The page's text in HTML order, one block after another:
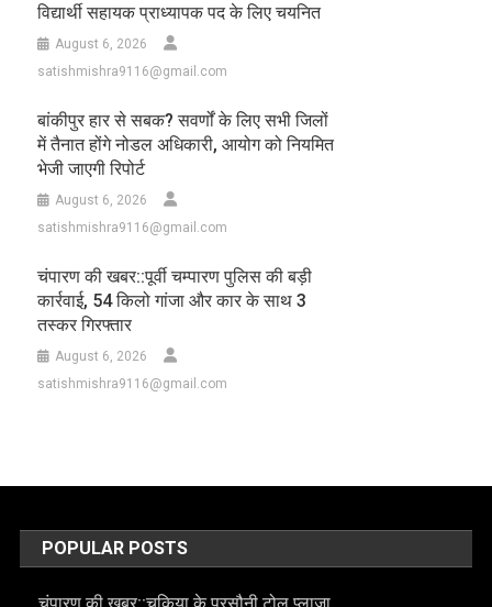
विद्यार्थी सहायक प्राध्यापक पद के लिए चयनित
August 6, 2026
satishmishra9116@gmail.com
बांकीपुर हार से सबक? सवर्णों के लिए सभी जिलों
में तैनात होंगे नोडल अधिकारी, आयोग को नियमित
भेजी जाएगी रिपोर्ट
August 6, 2026
satishmishra9116@gmail.com
चंपारण की खबर::पूर्वी चम्पारण पुलिस की बड़ी
कार्रवाई, 54 किलो गांजा और कार के साथ 3
तस्कर गिरफ्तार
August 6, 2026
satishmishra9116@gmail.com
POPULAR POSTS